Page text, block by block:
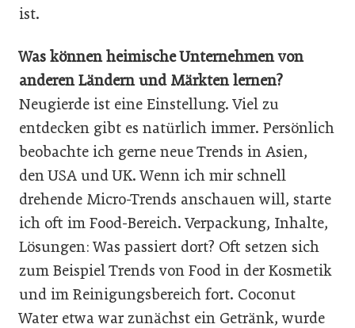
ist.
Was können heimische Unternehmen von
anderen Ländern und Märkten lernen?
Neugierde ist eine Einstellung. Viel zu
entdecken gibt es natürlich immer. Persönlich
beobachte ich gerne neue Trends in Asien,
den USA und UK. Wenn ich mir schnell
drehende Micro-Trends anschauen will, starte
ich oft im Food-Bereich. Verpackung, Inhalte,
Lösungen: Was passiert dort? Oft setzen sich
zum Beispiel Trends von Food in der Kosmetik
und im Reinigungsbereich fort. Coconut
Water etwa war zunächst ein Getränk, wurde